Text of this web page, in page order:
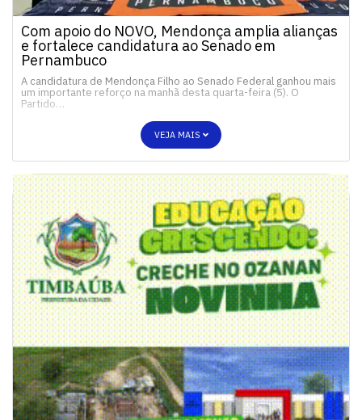
Com apoio do NOVO, Mendonça amplia alianças
e fortalece candidatura ao Senado em
Pernambuco
A candidatura de Mendonça Filho ao Senado Federal ganhou mais
um importante reforço na manhã desta quarta-feira (5). O
Partido…
VEJA MAIS